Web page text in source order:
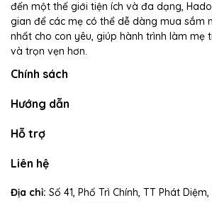
đến một thế giới tiện ích và đa dạng,
gian để các mẹ có thể dễ dàng mua sắm
nhất cho con yêu, giúp hành trình làm mẹ
và trọn vẹn hơn.
Chính sách
Hướng dẫn
Hỗ trợ
Liên hệ
Địa chỉ: Số 41, Phố Trì Chính, TT Phát